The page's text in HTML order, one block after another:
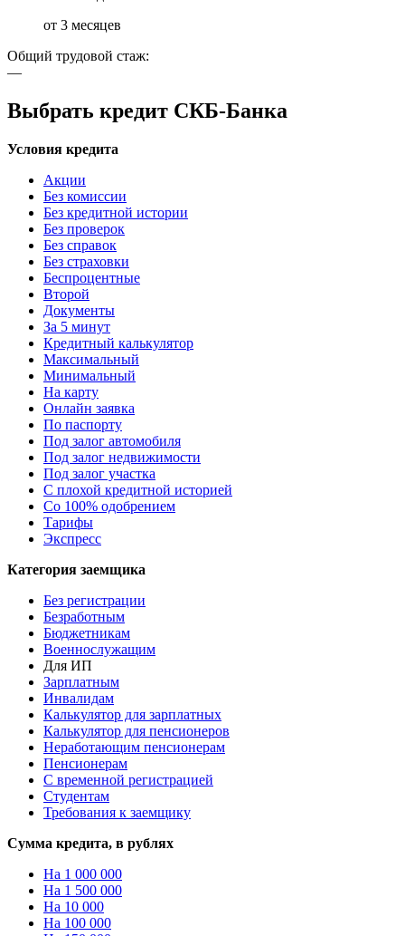
от 3 месяцев
Общий трудовой стаж:
—
Выбрать кредит СКБ-Банка
Условия кредита
Акции
Без комиссии
Без кредитной истории
Без проверок
Без справок
Без страховки
Беспроцентные
Второй
Документы
За 5 минут
Кредитный калькулятор
Максимальный
Минимальный
На карту
Онлайн заявка
По паспорту
Под залог автомобиля
Под залог недвижимости
Под залог участка
С плохой кредитной историей
Со 100% одобрением
Тарифы
Экспресс
Категория заемщика
Без регистрации
Безработным
Бюджетникам
Военнослужащим
Для ИП
Зарплатным
Инвалидам
Калькулятор для зарплатных
Калькулятор для пенсионеров
Неработающим пенсионерам
Пенсионерам
С временной регистрацией
Студентам
Требования к заемщику
Сумма кредита, в рублях
На 1 000 000
На 1 500 000
На 10 000
На 100 000